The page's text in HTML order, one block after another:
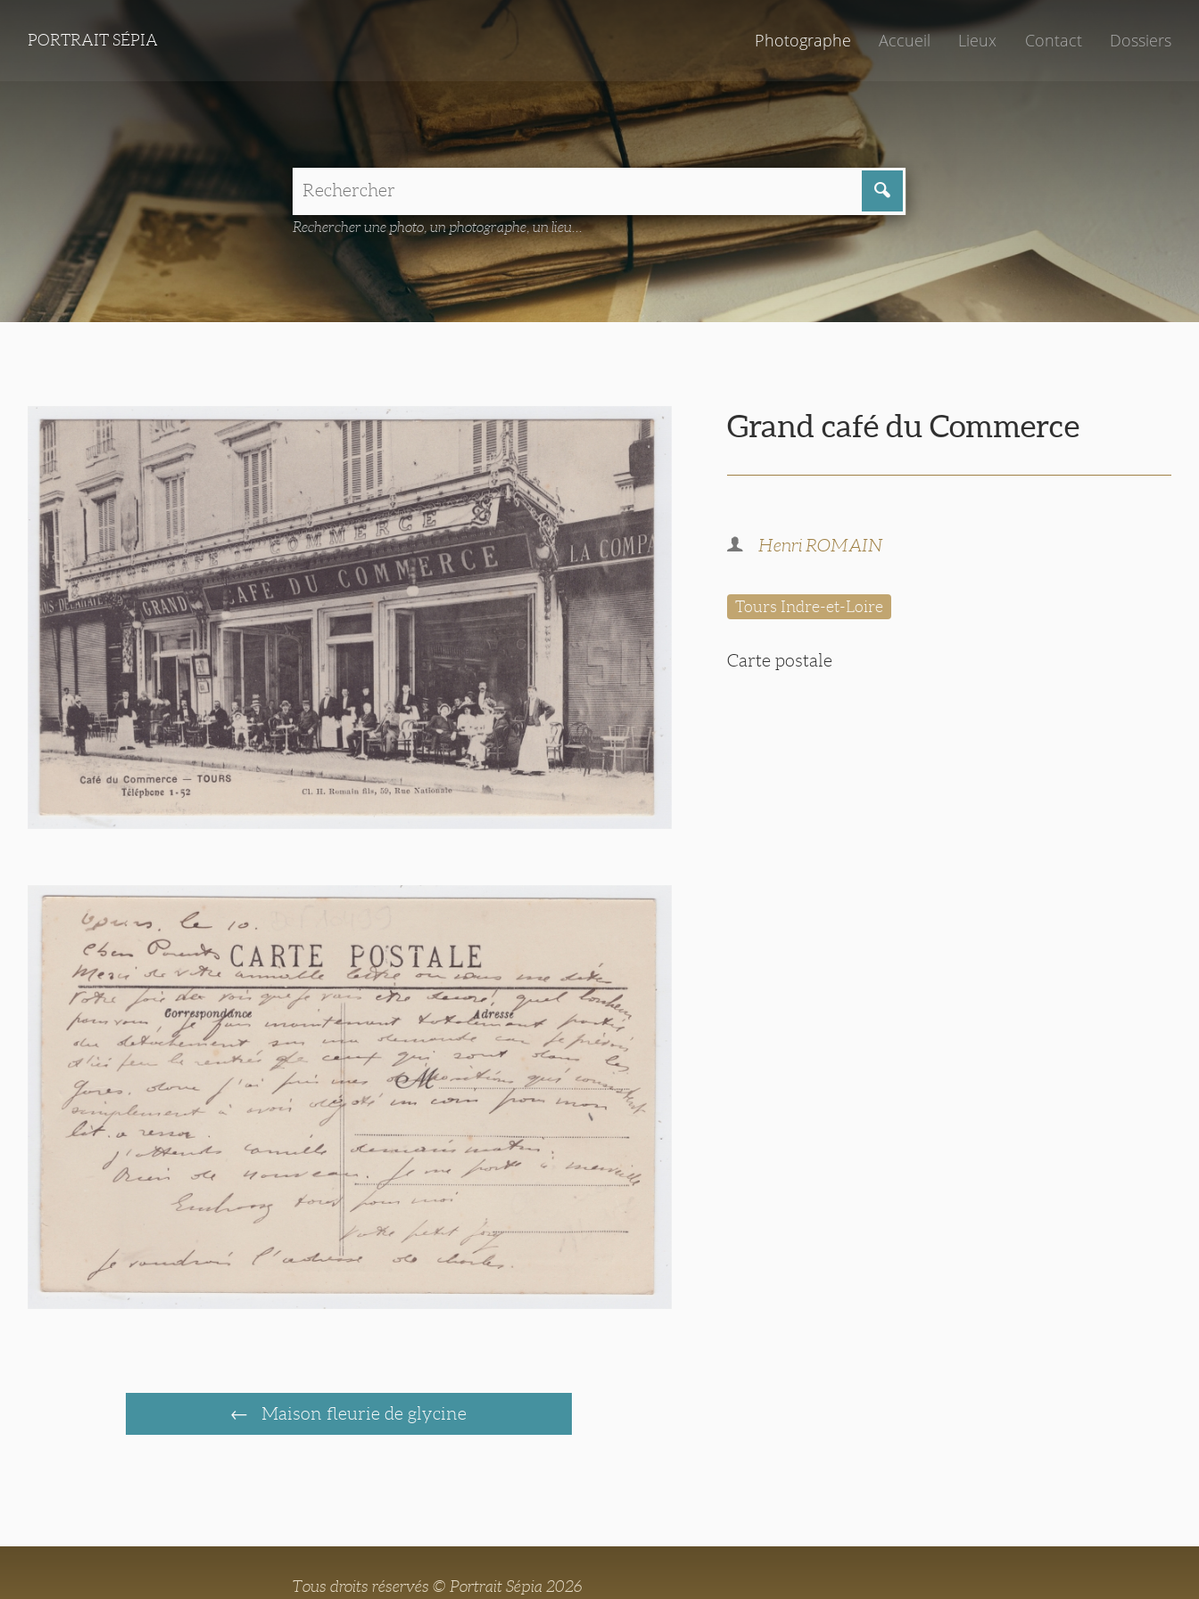
PORTRAIT SÉPIA Photographe Accueil Lieux Contact Dossiers
Rechercher une photo, un photographe, un lieu...
Grand café du Commerce
Henri ROMAIN
Tours Indre-et-Loire
Carte postale
Maison fleurie de glycine
Tous droits réservés © Portrait Sépia 2026